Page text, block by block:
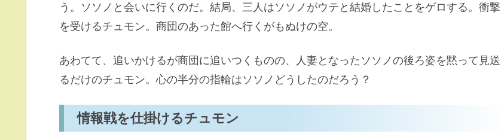
う。ソソノと会いに行くのだ。結局、三人はソソノがウテと結婚したことをゲロする。衝撃
を受けるチュモン。商団のあった館へ行くがもぬけの空。
あわてて、追いかけるが商団に追いつくものの、人妻となったソソノの後ろ姿を黙って見送
るだけのチュモン。心の半分の指輪はソソノどうしたのだろう？
情報戦を仕掛けるチュモン